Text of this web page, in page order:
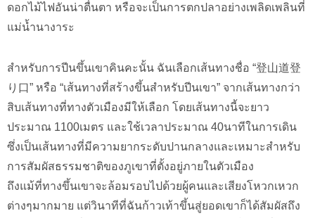
ดอกไม้ไฟอันน่าตื่นตา หรือจะเป็นการตกปลาอย่างเพลิดเพลินที่
แม่น้ำนางาระ
สำหรับการปีนขึ้นเขาคินคะนั้น ฉันเลือกเส้นทางชื่อ “登山道登
り口” หรือ “เส้นทางที่สร้างขึ้นสำหรับปีนเขา” จากเส้นทางกว่า
สิบเส้นทางที่ทางตัวเมืองมีให้เลือก โดยเส้นทางนี้จะยาว
ประมาณ 1100เมตร และใช้เวลาประมาณ 40นาทีในการเดิน
ซึ่งเป็นเส้นทางที่มีความยากระดับปานกลางและเหมาะสำหรับ
การสัมผัสธรรมชาติของภูเขาที่ตั้งอยู่ภายในตัวเมือง
ถึงแม้ที่ทางขึ้นเขาจะล้อมรอบไปด้วยผู้คนและเสียงโหวกเหวก
ต่างๆมากมาย แต่วินาทีที่ฉันก้าวเท้าขึ้นสู่ยอดเขาก็ได้สัมผัสถึง